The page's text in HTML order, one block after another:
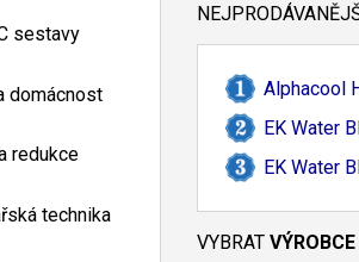
sestavy
domácnost
redukce
technika
Alphacool
EK Water
EK Water
VYBRAT VÝROBCE